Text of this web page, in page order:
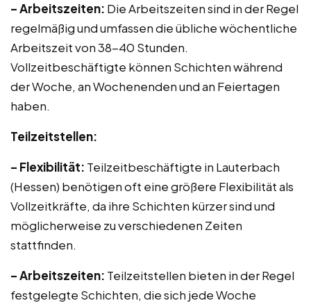
– Arbeitszeiten: Die Arbeitszeiten sind in der Regel
regelmäßig und umfassen die übliche wöchentliche
Arbeitszeit von 38-40 Stunden.
Vollzeitbeschäftigte können Schichten während
der Woche, an Wochenenden und an Feiertagen
haben.
Teilzeitstellen:
– Flexibilität: Teilzeitbeschäftigte in Lauterbach
(Hessen) benötigen oft eine größere Flexibilität als
Vollzeitkräfte, da ihre Schichten kürzer sind und
möglicherweise zu verschiedenen Zeiten
stattfinden.
– Arbeitszeiten: Teilzeitstellen bieten in der Regel
festgelegte Schichten, die sich jede Woche